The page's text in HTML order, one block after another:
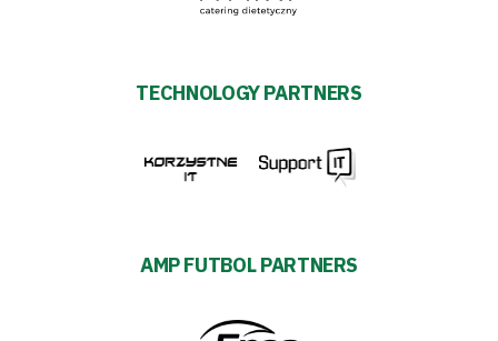
TECHNOLOGY PARTNERS
AMP FUTBOL PARTNERS